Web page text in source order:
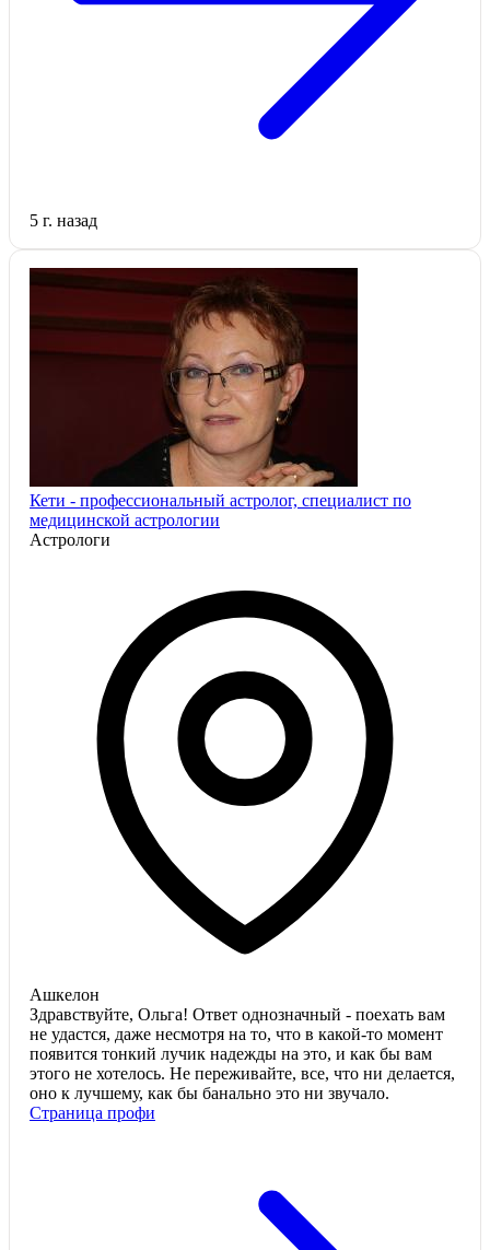
5 г. назад
Кети - профессиональный астролог, специалист по
медицинской астрологии
Астрологи
Ашкелон
Здравствуйте, Ольга! Ответ однозначный - поехать вам
не удастся, даже несмотря на то, что в какой-то момент
появится тонкий лучик надежды на это, и как бы вам
этого не хотелось. Не переживайте, все, что ни делается,
оно к лучшему, как бы банально это ни звучало.
Страница профи